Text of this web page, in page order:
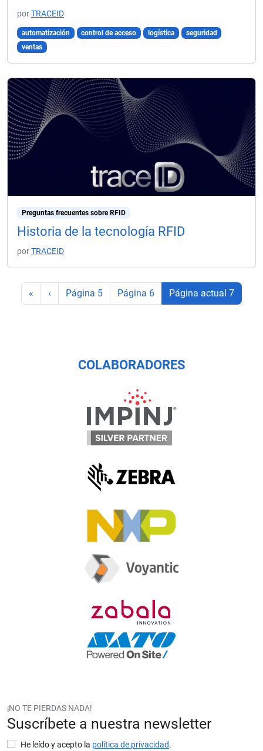
porTRACEID
automatización control de acceso logística
seguridad
ventas
Preguntas frecuentes sobre RFID
Historia de la tecnología RFID
porTRACEID
« ‹ Página 5 Página 6 Página actual 7
COLABORADORES
¡NO TE PIERDAS NADA!
Suscríbete a nuestra newsletter
He leído y acepto la política de privacidad.